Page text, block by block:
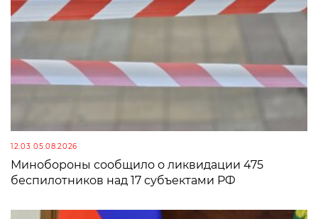
12:03 05.08.2026
Минобороны сообщило о ликвидации 475
беспилотников над 17 субъектами РФ